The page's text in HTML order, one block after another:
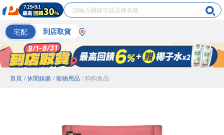
宅配 到店取貨
首頁 / 休閒娛樂 / 寵物用品 / 狗狗食品